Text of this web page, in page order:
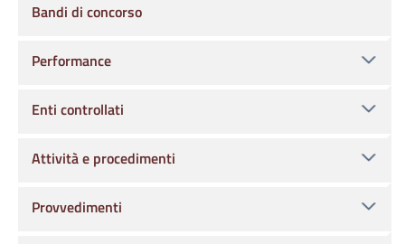
Bandi di concorso
Performance
Enti controllati
Attività e procedimenti
Provvedimenti